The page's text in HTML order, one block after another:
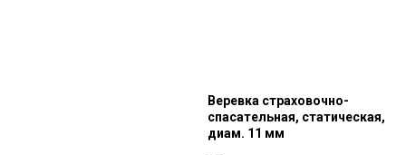
Веревка страховочно-
спасательная, статическая,
диам. 11 мм